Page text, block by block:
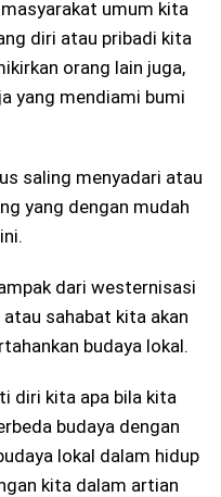
umum kita
diri atau pribadi kita
orang lain juga,
yang mendiami bumi
saling menyadari atau
yang dengan mudah
dari westernisasi
sahabat kita akan
budaya lokal.
diri kita apa bila kita
budaya dengan
lokal dalam hidup
kita dalam artian